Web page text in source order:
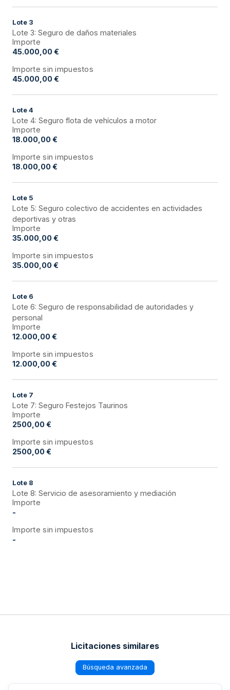
Lote 3
Lote 3: Seguro de daños materiales
Importe
45.000,00 €
Importe sin impuestos
45.000,00 €
Lote 4
Lote 4: Seguro flota de vehículos a motor
Importe
18.000,00 €
Importe sin impuestos
18.000,00 €
Lote 5
Lote 5: Seguro colectivo de accidentes en actividades
deportivas y otras
Importe
35.000,00 €
Importe sin impuestos
35.000,00 €
Lote 6
Lote 6: Seguro de responsabilidad de autoridades y
personal
Importe
12.000,00 €
Importe sin impuestos
12.000,00 €
Lote 7
Lote 7: Seguro Festejos Taurinos
Importe
2500,00 €
Importe sin impuestos
2500,00 €
Lote 8
Lote 8: Servicio de asesoramiento y mediación
Importe
-
Importe sin impuestos
-
Licitaciones similares
Búsqueda avanzada